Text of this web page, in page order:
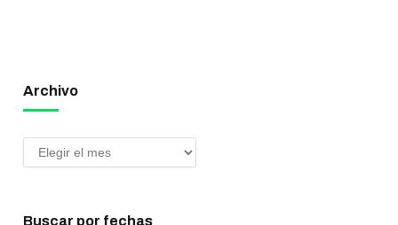
Archivo
Buscar por fechas